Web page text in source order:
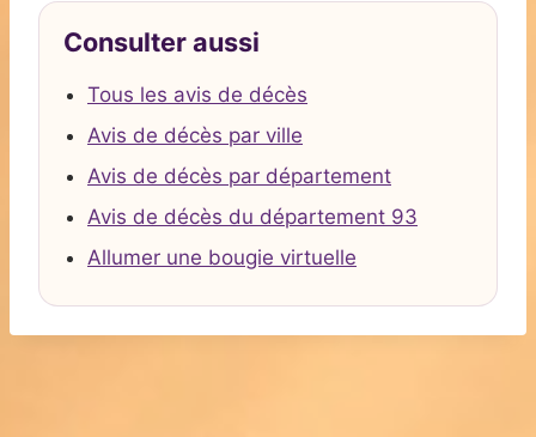
Consulter aussi
Tous les avis de décès
Avis de décès par ville
Avis de décès par département
Avis de décès du département 93
Allumer une bougie virtuelle